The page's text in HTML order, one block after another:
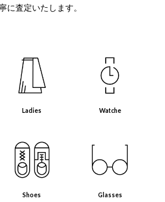
に査定いたします。
Ladies Watche
Shoes Glasses